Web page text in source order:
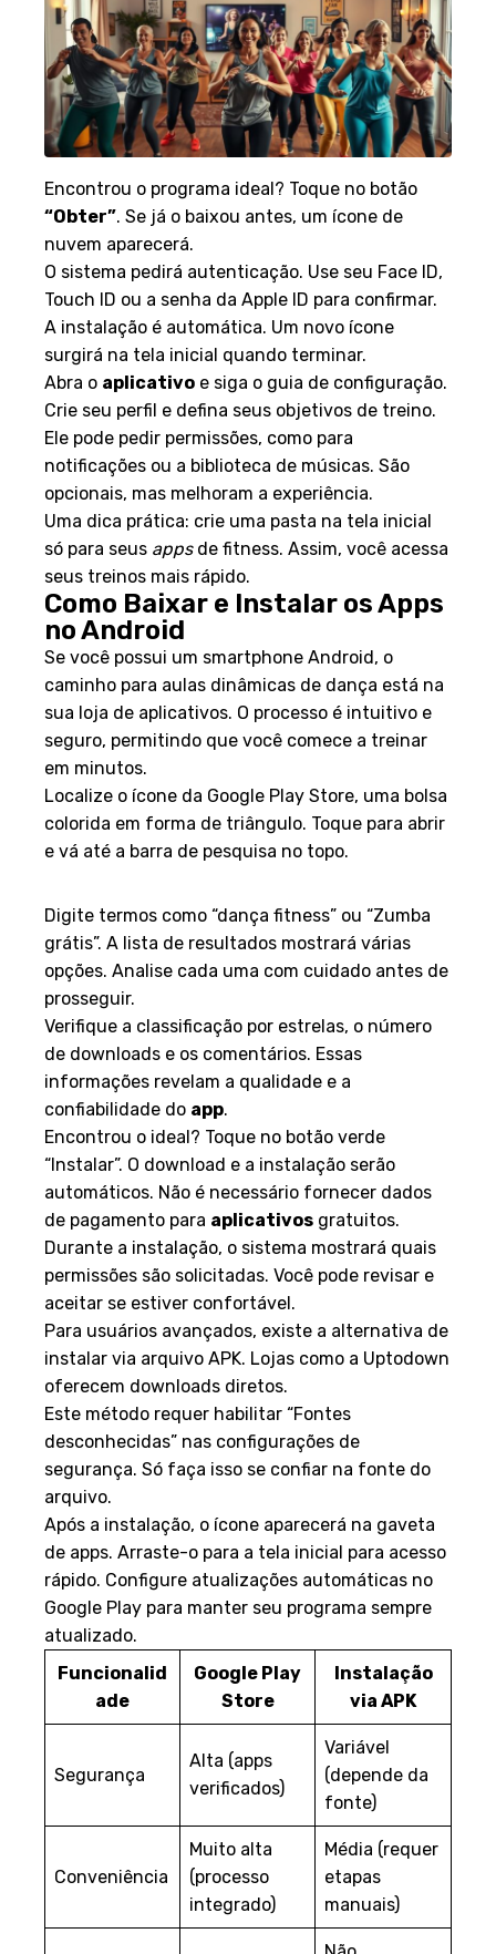
Encontrou o programa ideal? Toque no botão
“Obter”. Se já o baixou antes, um ícone de
nuvem aparecerá.
O sistema pedirá autenticação. Use seu Face ID,
Touch ID ou a senha da Apple ID para confirmar.
A instalação é automática. Um novo ícone
surgirá na tela inicial quando terminar.
Abra o aplicativo e siga o guia de configuração.
Crie seu perfil e defina seus objetivos de treino.
Ele pode pedir permissões, como para
notificações ou a biblioteca de músicas. São
opcionais, mas melhoram a experiência.
Uma dica prática: crie uma pasta na tela inicial
só para seus appsde fitness. Assim, você acessa
seus treinos mais rápido.
Como Baixar e Instalar os Apps
no Android
Se você possui um smartphone Android, o
caminho para aulas dinâmicas de dança está na
sua loja de aplicativos. O processo é intuitivo e
seguro, permitindo que você comece a treinar
em minutos.
Localize o ícone da Google Play Store, uma bolsa
colorida em forma de triângulo. Toque para abrir
e vá até a barra de pesquisa no topo.
Digite termos como “dança fitness” ou “Zumba
grátis”. A lista de resultados mostrará várias
opções. Analise cada uma com cuidado antes de
prosseguir.
Verifique a classificação por estrelas, o número
de downloads e os comentários. Essas
informações revelam a qualidade e a
confiabilidade do app.
Encontrou o ideal? Toque no botão verde
“Instalar”. O download e a instalação serão
automáticos. Não é necessário fornecer dados
de pagamento para aplicativos gratuitos.
Durante a instalação, o sistema mostrará quais
permissões são solicitadas. Você pode revisar e
aceitar se estiver confortável.
Para usuários avançados, existe a alternativa de
instalar via arquivo APK. Lojas como a Uptodown
oferecem downloads diretos.
Este método requer habilitar “Fontes
desconhecidas” nas configurações de
segurança. Só faça isso se confiar na fonte do
arquivo.
Após a instalação, o ícone aparecerá na gaveta
de apps. Arraste-o para a tela inicial para acesso
rápido. Configure atualizações automáticas no
Google Play para manter seu programa sempre
atualizado.
Funcionalid
ade
Google Play
Store
Instalação
via APK
Segurança
Alta (apps
verificados)
Variável
(depende da
fonte)
Conveniência
Muito alta
(processo
integrado)
Média (requer
etapas
manuais)